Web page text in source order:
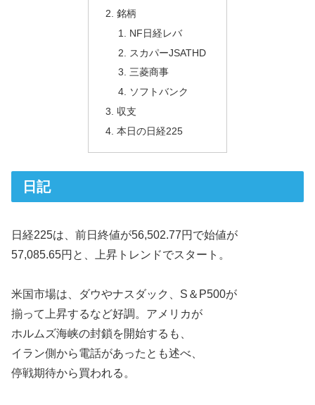
銘柄
NF日経レバ
スカパーJSATHD
三菱商事
ソフトバンク
収支
本日の日経225
日記
日経225は、前日終値が56,502.77円で始値が
57,085.65円と、上昇トレンドでスタート。
米国市場は、ダウやナスダック、S＆P500が
揃って上昇するなど好調。アメリカが
ホルムズ海峡の封鎖を開始するも、
イラン側から電話があったとも述べ、
停戦期待から買われる。